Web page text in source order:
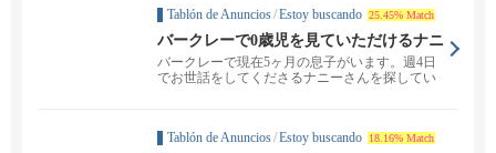
Tablón de Anuncios/Estoy buscando 25.45% Match
バークレーで0歳児を見ていただけるナニ
ーさんを探しています
バークレーで現在5ヶ月の息子がいます。週4日
でお世話をしてくださるナニーさんを探してい
Tablón de Anuncios/Estoy buscando 18.16% Match